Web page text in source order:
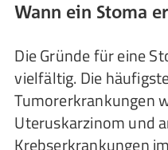
Wann ein Stoma
Die Gründe für eine
vielfältig. Die
Tumorerkrankungen
Uteruskarzinom und
Krebserkrankungen